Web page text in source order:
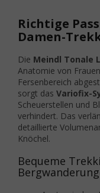
Richtige
Damen-
Die Meindl Tonale
Anatomie von
Fersenbereich
sorgt das Variofix-
Scheuerstellen und
verhindert. Das
detaillierte
Knöchel.
Bequeme